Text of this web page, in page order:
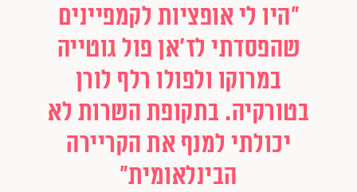
"היו לי אופציות לקמפיינים
שהפסדתי לז'אן פול גוטייה
במרוקו ולפולו רלף לורן
בטורקיה. בתקופת השרות לא
יכולתי למנף את הקריירה
הבינלאומית"